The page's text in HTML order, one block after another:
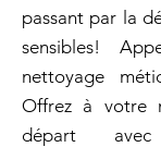
passant par la
sensibles!
nettoyage
Offrez à votre
départ